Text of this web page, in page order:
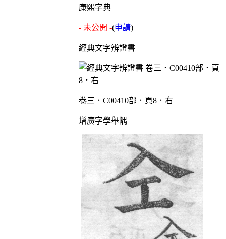
康熙字典
- 未公開 -(申請)
經典文字辨證書
卷三．C00410部．頁8．右
增廣字學舉隅